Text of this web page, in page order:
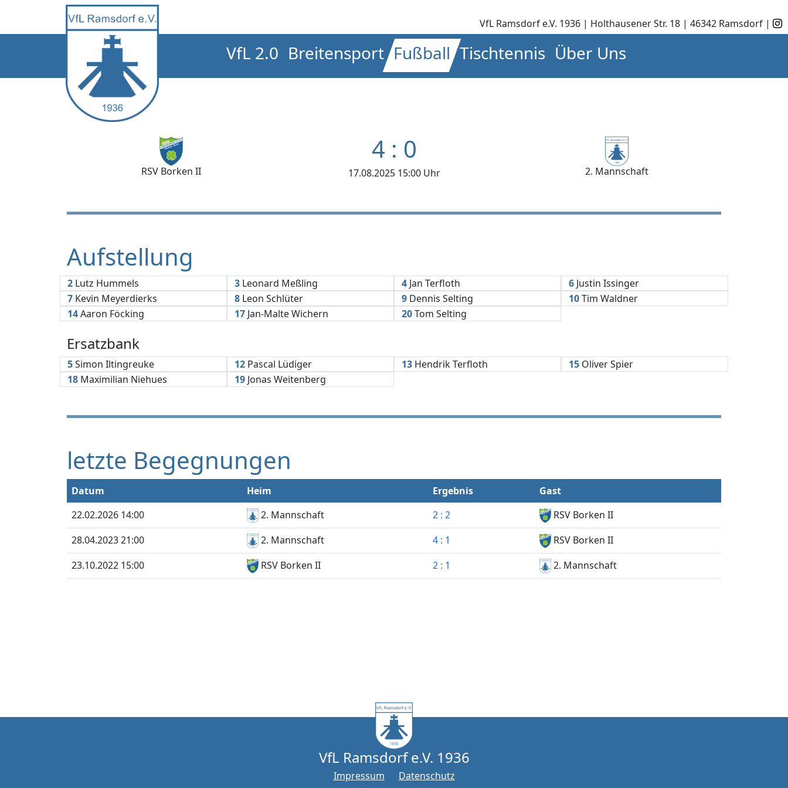
VfL Ramsdorf e.V. 1936 | Holthausener Str. 18 | 46342 Ramsdorf |
VfL 2.0 Breitensport Fußball Tischtennis Über Uns
RSV Borken II
4 : 0
17.08.2025 15:00 Uhr 2. Mannschaft
Aufstellung
2 Lutz Hummels 3 Leonard Meßling 4 Jan Terfloth 6 Justin Issinger
7 Kevin Meyerdierks 8 Leon Schlüter 9 Dennis Selting 10Tim Waldner
14Aaron Föcking 17 Jan-Malte Wichern 20Tom Selting
Ersatzbank
5Simon Iltingreuke 12 Pascal Lüdiger 13 Hendrik Terfloth 15 Oliver Spier
18 Maximilian Niehues 19 Jonas Weitenberg
letzte Begegnungen
Datum Heim Ergebnis
Gast
22.02.2026 14:00
2. Mannschaft 2 : 2
RSV Borken II
28.04.2023 21:00
2. Mannschaft 4 : 1
RSV Borken II
23.10.2022 15:00
RSV Borken II 2 : 1 2. Mannschaft
VfL Ramsdorf e.V. 1936
Impressum Datenschutz